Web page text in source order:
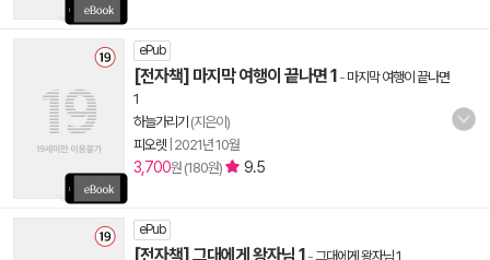
ePub
[전자책] 마지막 여행이 끝나면 1 - 마지막 여행이 끝나면
1
하늘가리기 (지은이)
피오렛 2021년 10월
3,700원 (180원) 9.5
ePub
[전자책] 그대에게 왕자님 1 -그대에게 왕자님 1